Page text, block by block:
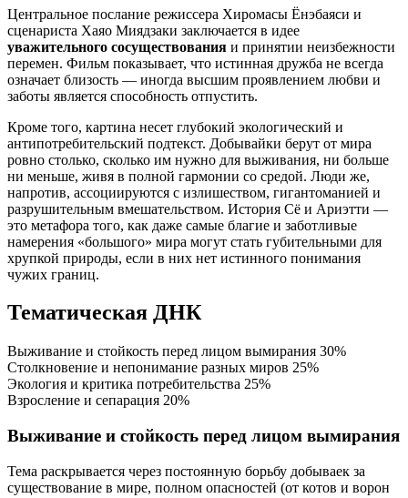
Центральное послание режиссера Хиромасы Ёнэбаяси и
сценариста Хаяо Миядзаки заключается в идее
уважительного сосуществования и принятии неизбежности
перемен. Фильм показывает, что истинная дружба не всегда
означает близость — иногда высшим проявлением любви и
заботы является способность отпустить.
Кроме того, картина несет глубокий экологический и
антипотребительский подтекст. Добывайки берут от мира
ровно столько, сколько им нужно для выживания, ни больше
ни меньше, живя в полной гармонии со средой. Люди же,
напротив, ассоциируются с излишеством, гигантоманией и
разрушительным вмешательством. История Сё и Ариэтти —
это метафора того, как даже самые благие и заботливые
намерения «большого» мира могут стать губительными для
хрупкой природы, если в них нет истинного понимания
чужих границ.
Тематическая ДНК
Выживание и стойкость перед лицом вымирания 30%
Столкновение и непонимание разных миров 25%
Экология и критика потребительства 25%
Взросление и сепарация 20%
Выживание и стойкость перед лицом вымирания
Тема раскрывается через постоянную борьбу добываек за
существование в мире, полном опасностей (от котов и ворон